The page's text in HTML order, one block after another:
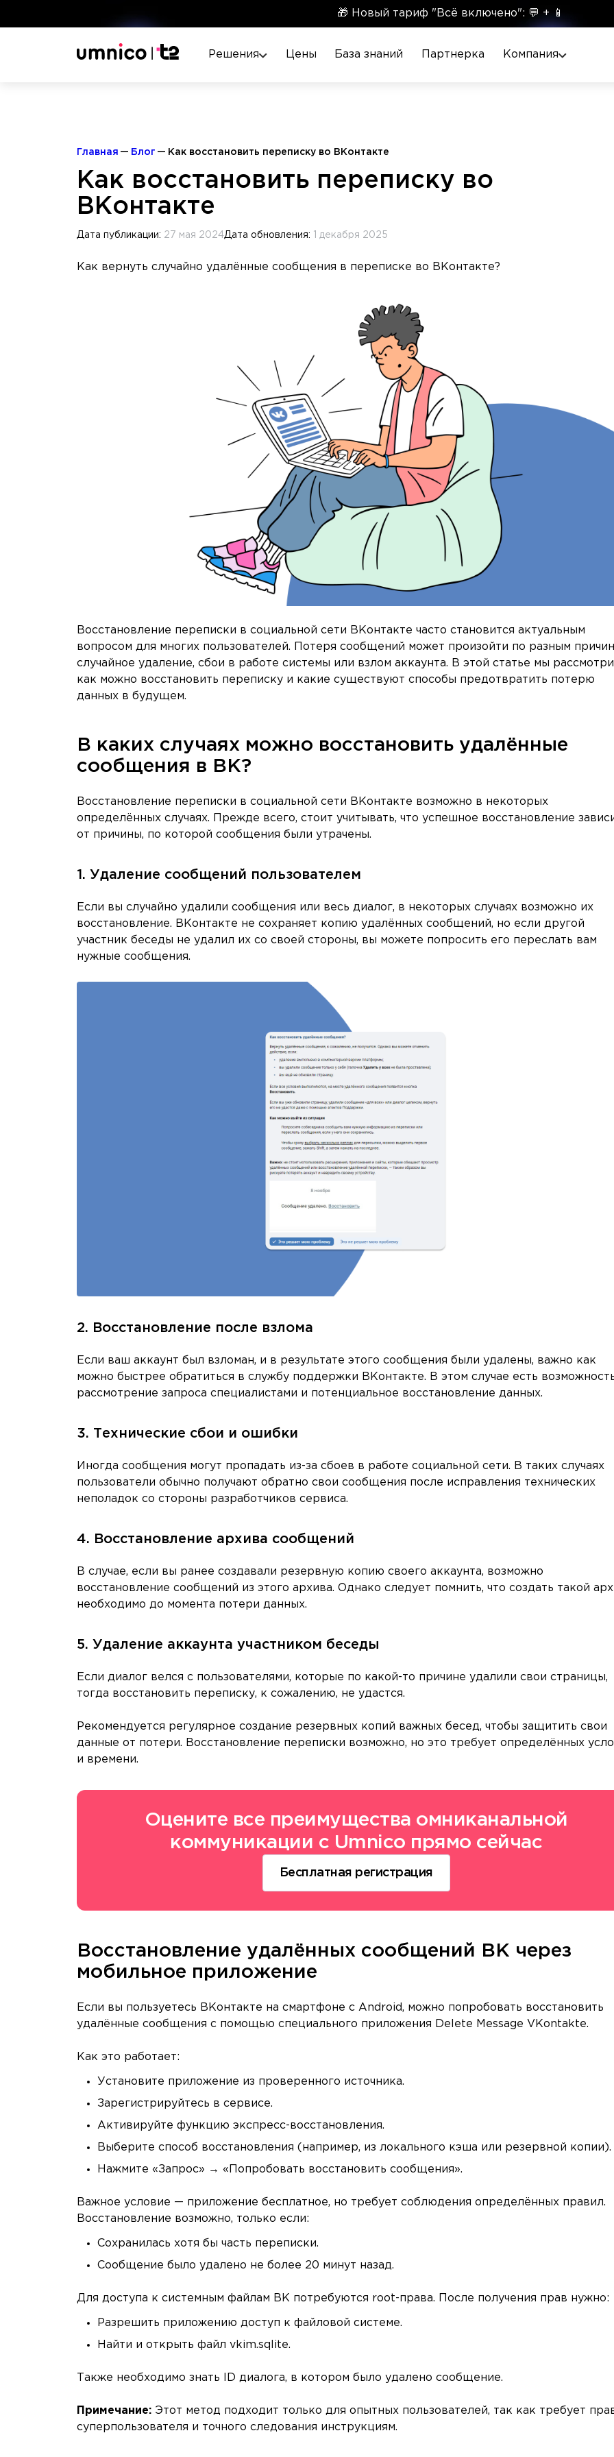
🎁 Новый тариф "Всё включено": 💬 + 📱
Решения Цены База знаний Партнерка Компания
Главная Блог Как восстановить переписку во ВКонтакте
Как восстановить переписку во
ВКонтакте
Дата публикации: 27 мая 2024Дата обновления: 1 декабря 2025
Как вернуть случайно удалённые сообщения в переписке во ВКонтакте?
Восстановление переписки в социальной сети ВКонтакте часто становится актуальным
вопросом для многих пользователей. Потеря сообщений может произойти по разным
случайное удаление, сбои в работе системы или взлом аккаунта. В этой статье мы
как можно восстановить переписку и какие существуют способы предотвратить потерю
данных в будущем.
В каких случаях можно восстановить удалённые
сообщения в ВК?
Восстановление переписки в социальной сети ВКонтакте возможно в некоторых
определённых случаях. Прежде всего, стоит учитывать, что успешное восстановление
от причины, по которой сообщения были утрачены.
1. Удаление сообщений пользователем
Если вы случайно удалили сообщения или весь диалог, в некоторых случаях возможно их
восстановление. ВКонтакте не сохраняет копию удалённых сообщений, но если другой
участник беседы не удалил их со своей стороны, вы можете попросить его переслать вам
нужные сообщения.
2. Восстановление после взлома
Если ваш аккаунт был взломан, и в результате этого сообщения были удалены, важно как
можно быстрее обратиться в службу поддержки ВКонтакте. В этом случае есть
рассмотрение запроса специалистами и потенциальное восстановление данных.
3. Технические сбои и ошибки
Иногда сообщения могут пропадать из-за сбоев в работе социальной сети. В таких случаях
пользователи обычно получают обратно свои сообщения после исправления технических
неполадок со стороны разработчиков сервиса.
4. Восстановление архива сообщений
В случае, если вы ранее создавали резервную копию своего аккаунта, возможно
восстановление сообщений из этого архива. Однако следует помнить, что создать такой
необходимо до момента потери данных.
5. Удаление аккаунта участником беседы
Если диалог велся с пользователями, которые по какой-то причине удалили свои страницы,
тогда восстановить переписку, к сожалению, не удастся.
Рекомендуется регулярное создание резервных копий важных бесед, чтобы защитить свои
данные от потери. Восстановление переписки возможно, но это требует определённых
и времени.
Оцените все преимущества омниканальной
коммуникации с Umnico прямо сейчас
Бесплатная регистрация
Восстановление удалённых сообщений ВК через
мобильное приложение
Если вы пользуетесь ВКонтакте на смартфоне с Android, можно попробовать восстановить
удалённые сообщения с помощью специального приложения Delete Message VKontakte.
Как это работает:
Установите приложение из проверенного источника.
Зарегистрируйтесь в сервисе.
Активируйте функцию экспресс-восстановления.
Выберите способ восстановления (например, из локального кэша или резервной копии).
Нажмите «Запрос» → «Попробовать восстановить сообщения».
Важное условие — приложение бесплатное, но требует соблюдения определённых правил.
Восстановление возможно, только если:
Сохранилась хотя бы часть переписки.
Сообщение было удалено не более 20 минут назад.
Для доступа к системным файлам ВК потребуются root-права. После получения прав нужно:
Разрешить приложению доступ к файловой системе.
Найти и открыть файл vkim.sqlite.
Также необходимо знать ID диалога, в котором было удалено сообщение.
Примечание: Этот метод подходит только для опытных пользователей, так как требует
суперпользователя и точного следования инструкциям.